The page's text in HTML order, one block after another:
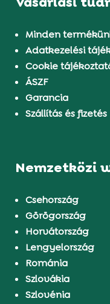
Minden
Adatkezelési
Cookie
ÁSZF
Garancia
Szállítás és fizetés
Nemzetközi
Csehország
Görögország
Horvátország
Lengyelország
Románia
Szlovákia
Szlovénia